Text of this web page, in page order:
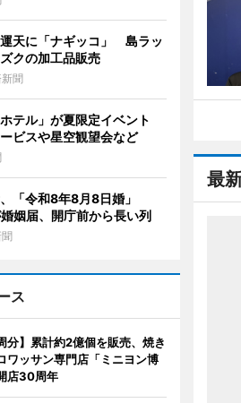
最
天に「ナギッコ」 島ラッ
クの加工品販売
聞
テル」が夏限定イベント
ビスや星空観望会など
「令和8年8月8日婚」
姻届、開庁前から長い列
ス
分】累計約2億個を販売、焼き
ワッサン専門店「ミニヨン博
店30周年